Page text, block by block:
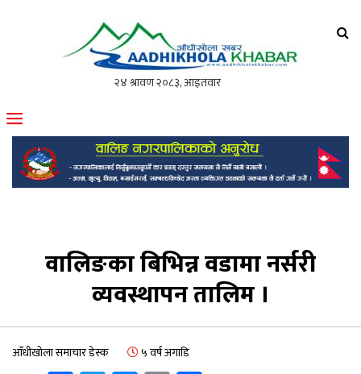
मोफसलकै लोकप्रिय अनलाइन पत्रिका
वालिङका बिभिन्न वडामा नर्सरी
व्यवस्थापन तालिम ।
आँधीखोला समाचार डेस्क ५ वर्ष अगाडि